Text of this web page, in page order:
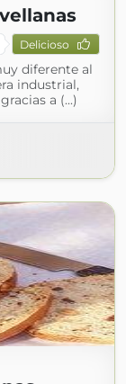
Delicioso
diferente al
industrial,
a (...)